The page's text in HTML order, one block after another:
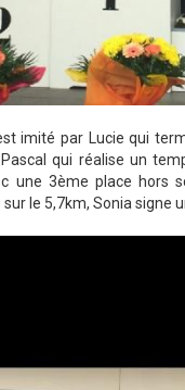
imité par Lucie qui
qui réalise un
une 3ème place hors
le 5,7km, Sonia signe